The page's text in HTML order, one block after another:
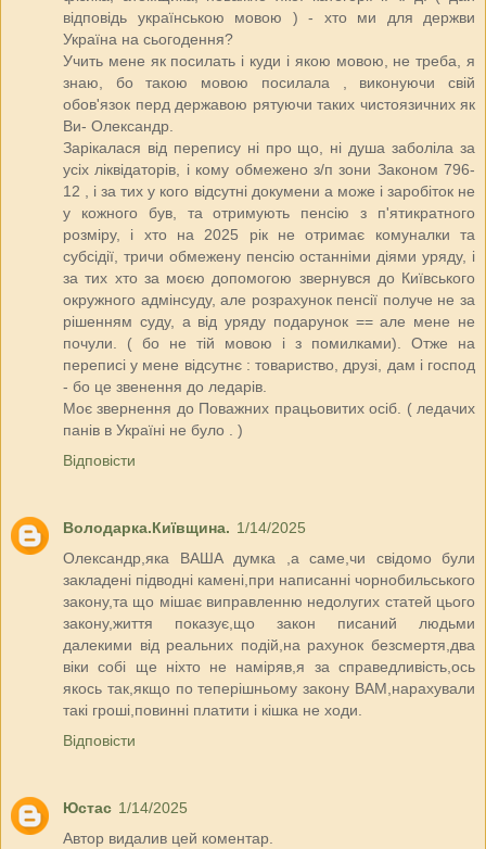
відповідь українською мовою ) - хто ми для держви
Україна на сьогодення?
Учить мене як посилать і куди і якою мовою, не треба, я
знаю, бо такою мовою посилала , виконуючи свій
обов'язок перд державою рятуючи таких чистоязичних як
Ви- Олександр.
Зарікалася від перепису ні про що, ні душа заболіла за
усіх ліквідаторів, і кому обмежено з/п зони Законом 796-
12 , і за тих у кого відсутні докумени а може і заробіток не
у кожного був, та отримують пенсію з п'ятикратного
розміру, і хто на 2025 рік не отримає комуналки та
субсідії, тричи обмежену пенсію останніми діями уряду, і
за тих хто за моєю допомогою звернувся до Київського
окружного адмінсуду, але розрахунок пенсії получе не за
рішенням суду, а від уряду подарунок == але мене не
почули. ( бо не тій мовою і з помилками). Отже на
переписі у мене відсутнє : товариство, друзі, дам і господ
- бо це звенення до ледарів.
Моє звернення до Поважних працьовитих осіб. ( ледачих
панів в Україні не було . )
Відповісти
Володарка.Київщина. 1/14/2025
Олександр,яка ВАША думка ,а саме,чи свідомо були
закладені підводні камені,при написанні чорнобильського
закону,та що мішає виправленню недолугих статей цього
закону,життя показує,що закон писаний людьми
далекими від реальних подій,на рахунок безсмертя,два
віки собі ще ніхто не наміряв,я за справедливість,ось
якось так,якщо по теперішньому закону ВАМ,нарахували
такі гроші,повинні платити і кішка не ходи.
Відповісти
Юстас 1/14/2025
Автор видалив цей коментар.